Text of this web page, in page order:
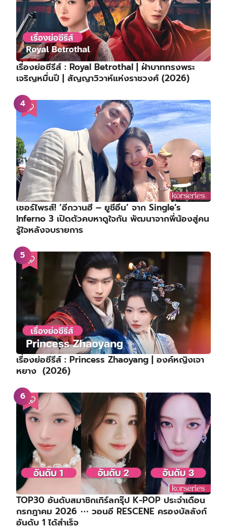
เรื่องย่อซีรีส์ : Royal Betrothal | ฝ่าบาททรงพระ
เจริญหมื่นปี | สัญญาวิวาห์แห่งราชวงศ์ (2026)
เซอร์ไพรส์! ‘อีกวานฮี – ยูชีอึน’ จาก Single’s
Inferno 3 เปิดตัวคบหาดูใจกัน พัฒนาจากพี่น้องสู่คน
รู้ใจหลังจบรายการ
เรื่องย่อซีรีส์ : Princess Zhaoyang | องค์หญิงเจา
หยาง (2026)
TOP30 อันดับสมาชิกเกิร์ลกรุ๊ป K-POP ประจำเดือน
กรกฎาคม 2026 ⋯ วอนอี RESCENE ครองบัลลังก์
อันดับ 1 ได้สำเร็จ